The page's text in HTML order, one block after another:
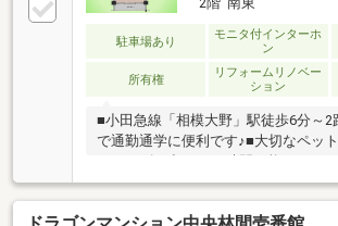
駐車場あり
モニタ付インターホ
ン
所有権
リフォームリノベー
ション
■小田急線「相模大野」駅徒歩6分～2
で通勤通学に便利です♪■大切なペッ
ズアリーナなど、大規模ならではの
♪■《充実のセキュリティ》24時間オ